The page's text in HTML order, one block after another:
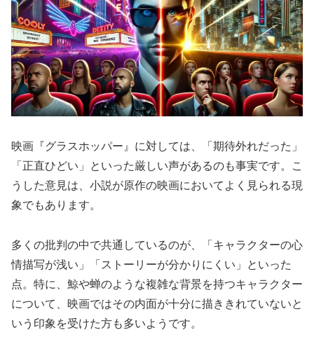
映画『グラスホッパー』に対しては、「期待外れだった」
「正直ひどい」といった厳しい声があるのも事実です。こ
うした意見は、小説が原作の映画においてよく見られる現
象でもあります。
多くの批判の中で共通しているのが、「キャラクターの心
情描写が浅い」「ストーリーが分かりにくい」といった
点。特に、鯨や蝉のような複雑な背景を持つキャラクター
について、映画ではその内面が十分に描ききれていないと
いう印象を受けた方も多いようです。